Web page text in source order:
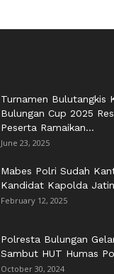
Turnamen Bulutangkis
Bulungan Cup 2025
Peserta Ramaikan...
June 23, 2025
Mabes Polri Sudah
Kandidat Kapolda
February 12, 2025
Polresta Bulungan
Sambut HUT Humas
October 30, 2024